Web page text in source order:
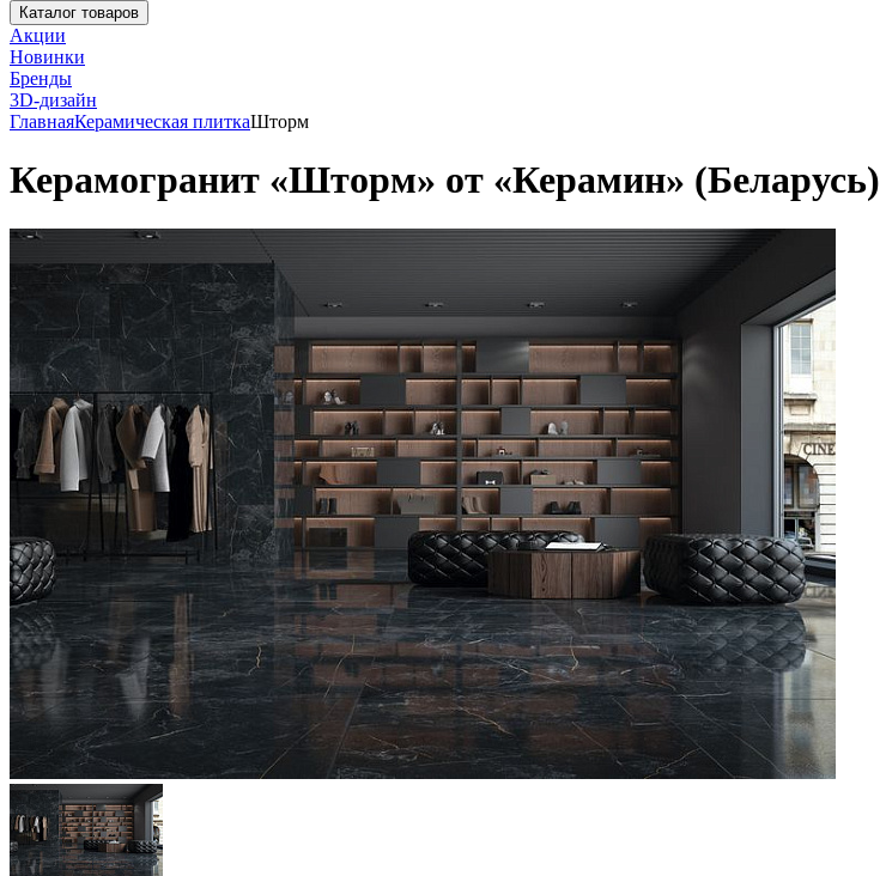
Каталог товаров
Акции
Новинки
Бренды
3D-дизайн
ГлавнаяКерамическая плиткаШторм
Керамогранит «Шторм» от «Керамин» (Беларусь)